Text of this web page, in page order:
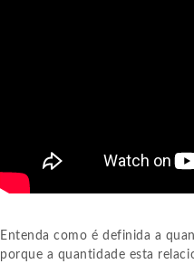
Entenda como é definida a
porque a quantidade esta